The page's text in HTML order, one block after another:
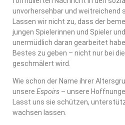
unvorhersehbar und weitreichend
Lassen wir nicht zu, dass der
jungen Spielerinnen und Spieler
unermüdlich daran gearbeitet
Bestes zu geben – nicht nur bei
geschmälert wird.
Wie schon der Name ihrer
unsere Espoirs – unsere
Lasst uns sie schützen,
wachsen lassen.